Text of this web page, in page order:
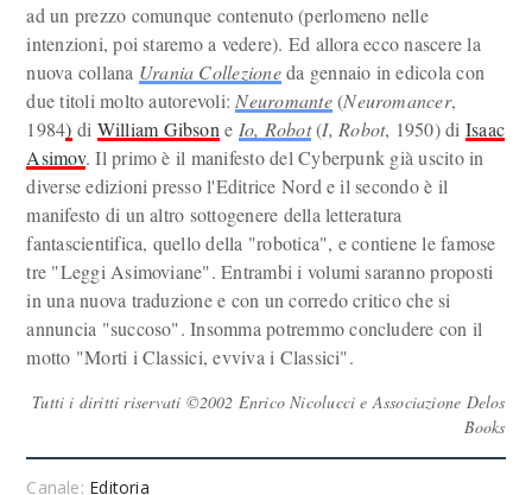
ad un prezzo comunque contenuto (perlomeno nelle
intenzioni, poi staremo a vedere). Ed allora ecco nascere la
nuova collana Urania Collezioneda gennaio in edicola con
due titoli molto autorevoli: Neuromante(Neuromancer,
1984) di William Gibson e Io, Robot(I, Robot, 1950) di Isaac
Asimov. Il primo è il manifesto del Cyberpunk già uscito in
diverse edizioni presso l'Editrice Nord e il secondo è il
manifesto di un altro sottogenere della letteratura
fantascientifica, quello della "robotica", e contiene le famose
tre "Leggi Asimoviane". Entrambi i volumi saranno proposti
in una nuova traduzione e con un corredo critico che si
annuncia "succoso". Insomma potremmo concludere con il
motto "Morti i Classici, evviva i Classici".
Tutti i diritti riservati ©2002 Enrico Nicolucci e Associazione Delos
Books
Canale: Editoria